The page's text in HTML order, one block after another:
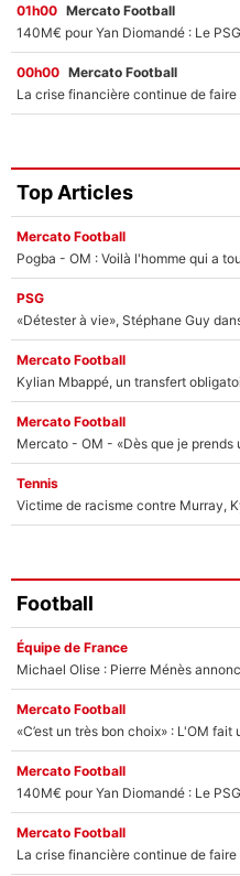
01h00 Mercato Football
00h00 Mercato Football
Top Articles
Mercato Football
Pogba - OM : Voilà l'homme qui a
PSG
«Détester à vie», Stéphane Guy
Mercato Football
Kylian Mbappé, un transfert
Mercato Football
Tennis
Football
Équipe de France
Mercato Football
Mercato Football
Mercato Football